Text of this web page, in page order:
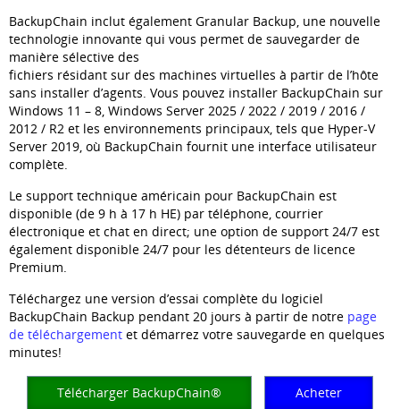
BackupChain inclut également Granular Backup, une nouvelle
technologie innovante qui vous permet de sauvegarder de
manière sélective des
fichiers résidant sur des machines virtuelles à partir de l’hôte
sans installer d’agents. Vous pouvez installer BackupChain sur
Windows 11 – 8, Windows Server 2025 / 2022 / 2019 / 2016 /
2012 / R2 et les environnements principaux, tels que Hyper-V
Server 2019, où BackupChain fournit une interface utilisateur
complète.
Le support technique américain pour BackupChain est
disponible (de 9 h à 17 h HE) par téléphone, courrier
électronique et chat en direct; une option de support 24/7 est
également disponible 24/7 pour les détenteurs de licence
Premium.
Téléchargez une version d’essai complète du logiciel
BackupChain Backup pendant 20 jours à partir de notre page
de téléchargement et démarrez votre sauvegarde en quelques
minutes!
Télécharger BackupChain® Acheter